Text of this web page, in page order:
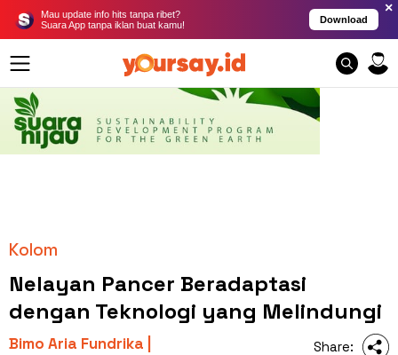
Mau update info hits tanpa ribet?
Suara App tanpa iklan buat kamu!
Download
×
Kolom
Nelayan Pancer Beradaptasi
dengan Teknologi yang Melindungi
Bimo Aria Fundrika |
Share: